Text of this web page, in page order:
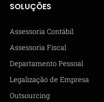
SOLUÇÕES
Assessoria Contábil
Assessoria Fiscal
Departamento Pessoal
Legalização de Empresa
Outsourcing